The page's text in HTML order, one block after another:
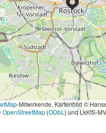
-Mitwirkende, Kartenbild ©
OpenStreetMap(ODbL ) und LkKfS-MV